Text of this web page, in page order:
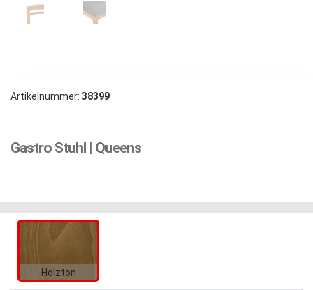
Artikelnummer: 38399
Gastro Stuhl | Queens
Holzton